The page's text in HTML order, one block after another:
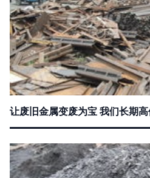
让废旧金属变废为宝 我们长期